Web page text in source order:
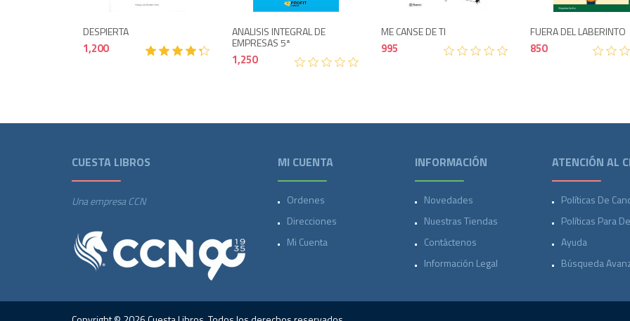
DESPIERTA
1,200
ANALISIS INTEGRAL DE
EMPRESAS 5ª
1,250
ME CANSE DE TI
995
FUERA DEL LABERINTO
850
CUESTA LIBROS
Una empresa CCN
MI CUENTA
Ordenes
Direcciones
Mi Cuenta
INFORMACIÓN
Novedades
Nuestras Tiendas
Contáctenos
Información Legal
ATENCIÓN AL
Políticas De
Políticas Para
Ayuda
Búsqueda